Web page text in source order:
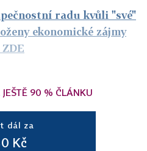
radu kvůli "své"
ekonomické zájmy
90 % ČLÁNKU
dál za
Kč